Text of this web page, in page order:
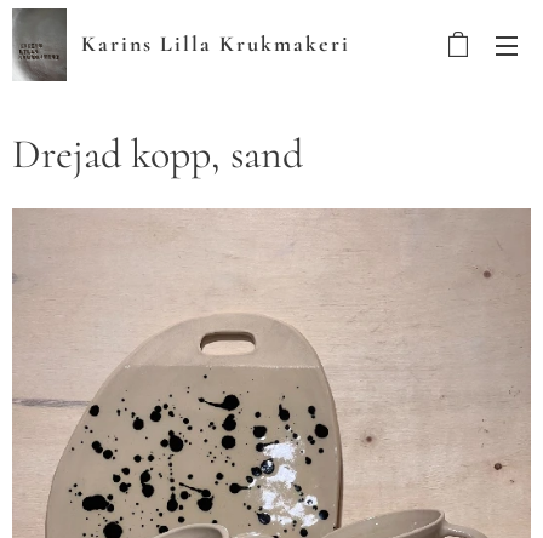
Karins Lilla Krukmakeri
Drejad kopp, sand